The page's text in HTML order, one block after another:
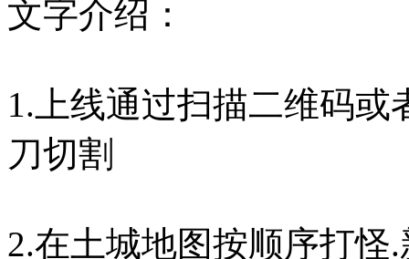
文字介绍：
1.上线通过扫描二维码或
刀切割
2.在土城地图按顺序打